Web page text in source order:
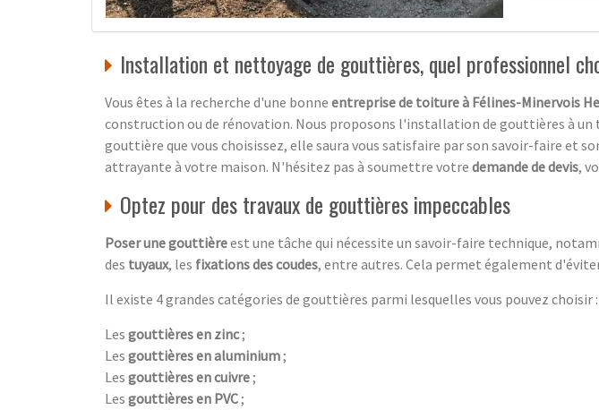
Installation et nettoyage de gouttières, quel professionnel
Vous êtes à la recherche d'une bonne entreprise de toiture à Félines-Minervois
construction ou de rénovation. Nous proposons l'installation de gouttières à un
gouttière que vous choisissez, elle saura vous satisfaire par son savoir-faire et
attrayante à votre maison. N'hésitez pas à soumettre votre demande de devis,
Optez pour des travaux de gouttières impeccables
Poser une gouttièreest une tâche qui nécessite un savoir-faire technique,
des tuyaux, les fixations des coudes, entre autres. Cela permet également
Il existe 4 grandes catégories de gouttières parmi lesquelles vous pouvez choisir :
Les gouttières en zinc;
Les gouttières en aluminium;
Les gouttières en cuivre;
Les gouttières en PVC;